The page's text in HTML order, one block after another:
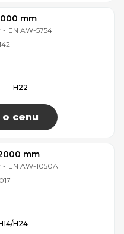
mm
- EN AW-5754
H22
cenu
mm
- EN AW-1050A
H24